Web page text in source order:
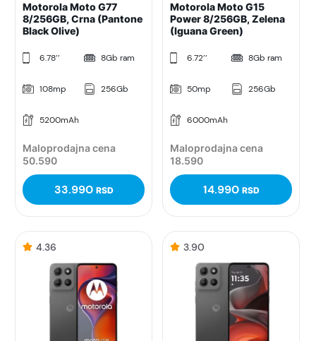
Motorola Moto G77
8/256GB, Crna (Pantone
Black Olive)
6.78’’ 8Gb ram
108mp 256Gb
5200mAh
Maloprodajna cena
50.590
33.990 RSD
Motorola Moto G15
Power 8/256GB, Zelena
(Iguana Green)
6.72’’ 8Gb ram
50mp 256Gb
6000mAh
Maloprodajna cena
18.590
14.990 RSD
4.36 3.90